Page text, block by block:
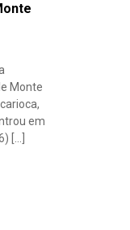
Monte
em
[...]